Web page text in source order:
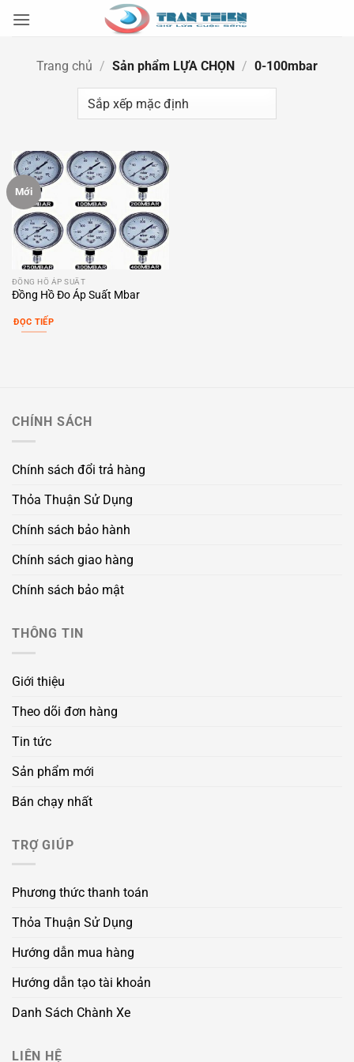
qua
Trang chủ / Sản phẩm LỰA CHỌN / 0-100mbar
Mới
ĐỒNG HỒ ÁP SUẤT
Đồng Hồ Đo Áp Suất Mbar
ĐỌC TIẾP
CHÍNH SÁCH
Chính sách đổi trả hàng
Thỏa Thuận Sử Dụng
Chính sách bảo hành
Chính sách giao hàng
Chính sách bảo mật
THÔNG TIN
Giới thiệu
Theo dõi đơn hàng
Tin tức
Sản phẩm mới
Bán chạy nhất
TRỢ GIÚP
Phương thức thanh toán
Thỏa Thuận Sử Dụng
Hướng dẫn mua hàng
Hướng dẫn tạo tài khoản
Danh Sách Chành Xe
LIÊN HỆ